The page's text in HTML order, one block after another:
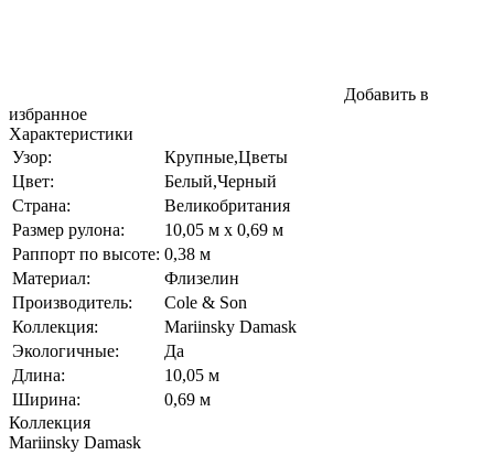
Добавить в
избранное
Характеристики
Узор:
Крупные,Цветы
Цвет:
Белый,Черный
Страна:
Великобритания
Размер рулона:
10,05 м x 0,69 м
Раппорт по высоте: 0,38 м
Материал:
Флизелин
Производитель:
Cole & Son
Коллекция:
Mariinsky Damask
Экологичные:
Да
Длина:
10,05 м
Ширина:
0,69 м
Коллекция
Mariinsky Damask